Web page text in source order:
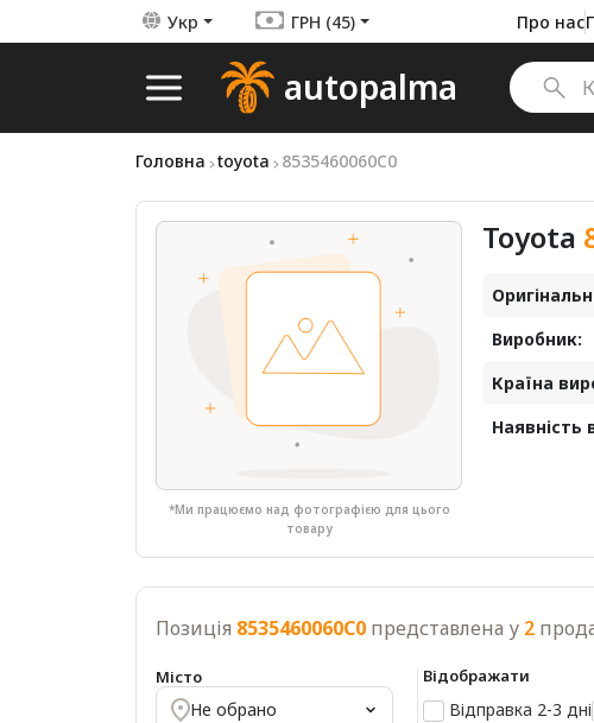
Укр ГРН (45) Про нас
autopalma
Головна toyota 8535460060C0
*Ми працюємо над фотографією для цього
товару
Toyota
Виробник:
Країна
Наявність
Позиція 8535460060C0 представлена у 2
Місто
Не обрано
Відображати
Відправка 2-3 дні